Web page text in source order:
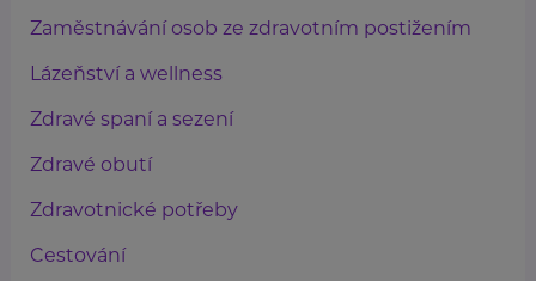
Zaměstnávání osob ze zdravotním postižením
Lázeňství a wellness
Zdravé spaní a sezení
Zdravé obutí
Zdravotnické potřeby
Cestování